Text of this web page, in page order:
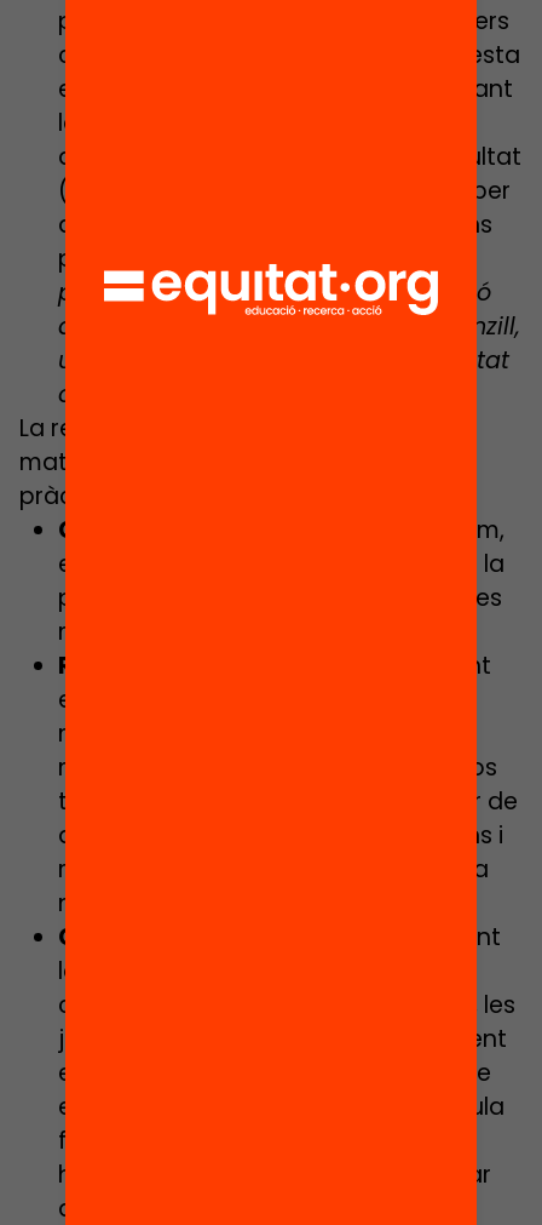
per tal d’incorporar-la als meus sabers
com a estratègia guanyadora. Aquesta
estratègia pot ser constatada raonant
la seva validesa o aplicant-la en
diferents partides i observant el resultat
(això mateix ja ho plantejava Polya per
a la resolució de problemes quan ens
parla d’analogia: “ per resoldre un
problema podem fer servir la solució
d’un altre problema anàleg més senzill,
utilitzant el seu mètode, el seu resultat
o ambdós.”
La resta d’eixos competencials
matemàtics també són presents en la
pràctica d’un joc:
Connexions:
inevitables quan juguem,
ens venen al cap mentre gaudim de la
partida i som capaços d’identificar les
matemàtiques implicades.
Raonament i prova:
indiscutible tant
en els jocs com en les activitats
manipulatives o demostracions
matemàtiques, ja que en molts casos
trobarem la millor estratègia a partir de
diferents proves, reconeixent patrons i
raonant o argumentant el valor de la
nostra decisió.
Comunicació i representació:
durant
la partida i en finalitzar-la és natural
comentar les estratègies utilitzades, les
jugades més significatives i el moment
en què hem reconegut la jugada que
ens faria guanyar. A més, quan a l’aula
fem jocs o activitats manipulatives
hem d’encoratjar l’alumnat a explicar
què han fet i quines estratègies han